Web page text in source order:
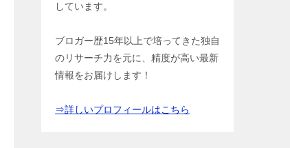
しています。
ブロガー歴15年以上で培ってきた独自
のリサーチ力を元に、精度が高い最新
情報をお届けします！
⇒詳しいプロフィールはこちら